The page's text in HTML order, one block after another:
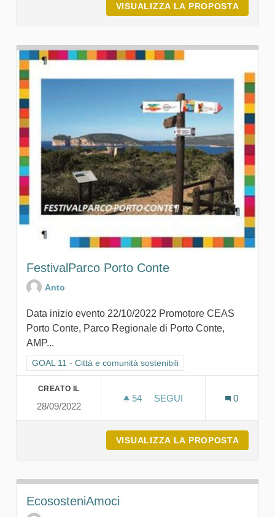
VISUALIZZA LA PROPOSTA
FestivalParco Porto Conte
Anto
Data inizio evento 22/10/2022 Promotore CEAS
Porto Conte, Parco Regionale di Porto Conte,
AMP...
Filtra i risultati per categoria: GOAL 11 - Città e comunità
GOAL 11 - Città e comunità sostenibili
CREATO IL
28/09/2022
54 54 SOSTENITORI
SEGUI
0
VISUALIZZA LA PROPOSTA
EcososteniAmoci